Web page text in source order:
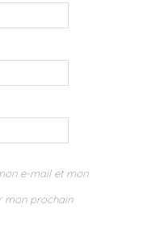
e-mail et mon
mon prochain